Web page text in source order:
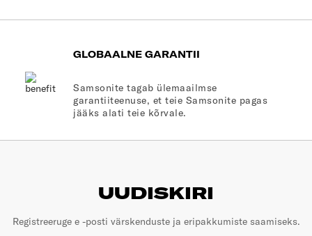
GLOBAALNE GARANTII
Samsonite tagab ülemaailmse
garantiiteenuse, et teie Samsonite pagas
jääks alati teie kõrvale.
UUDISKIRI
Registreeruge e -posti värskenduste ja eripakkumiste saamiseks.